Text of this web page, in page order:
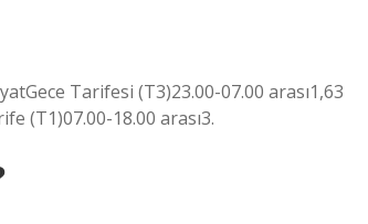
Tarifesi (T3)23.00-07.00 arası1,63
(T1)07.00-18.00 arası3.